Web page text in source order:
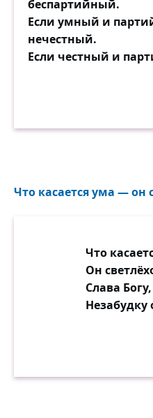
беспартийный.
Если умный и
нечестный.
Если честный и
Что касается ума — он
Что
Он
Слава
Незабудку